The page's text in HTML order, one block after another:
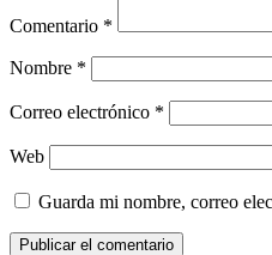
Comentario *
Nombre *
Correo electrónico *
Web
Guarda mi nombre, correo